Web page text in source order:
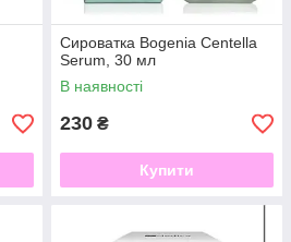
Сироватка Bogenia Centella
Serum, 30 мл
В наявності
230 ₴
Купити